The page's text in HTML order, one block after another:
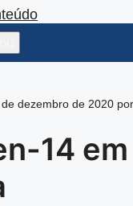
dezembro de 2020
14 em